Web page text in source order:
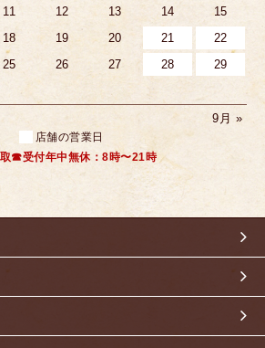
11 12 13 14
15
18 19 20 21
22
25 26 27 28
29
9月 »
店舗の営業日
☎受付年中無休：8時〜21時